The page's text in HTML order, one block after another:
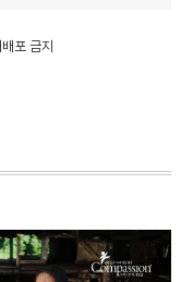
포 금지